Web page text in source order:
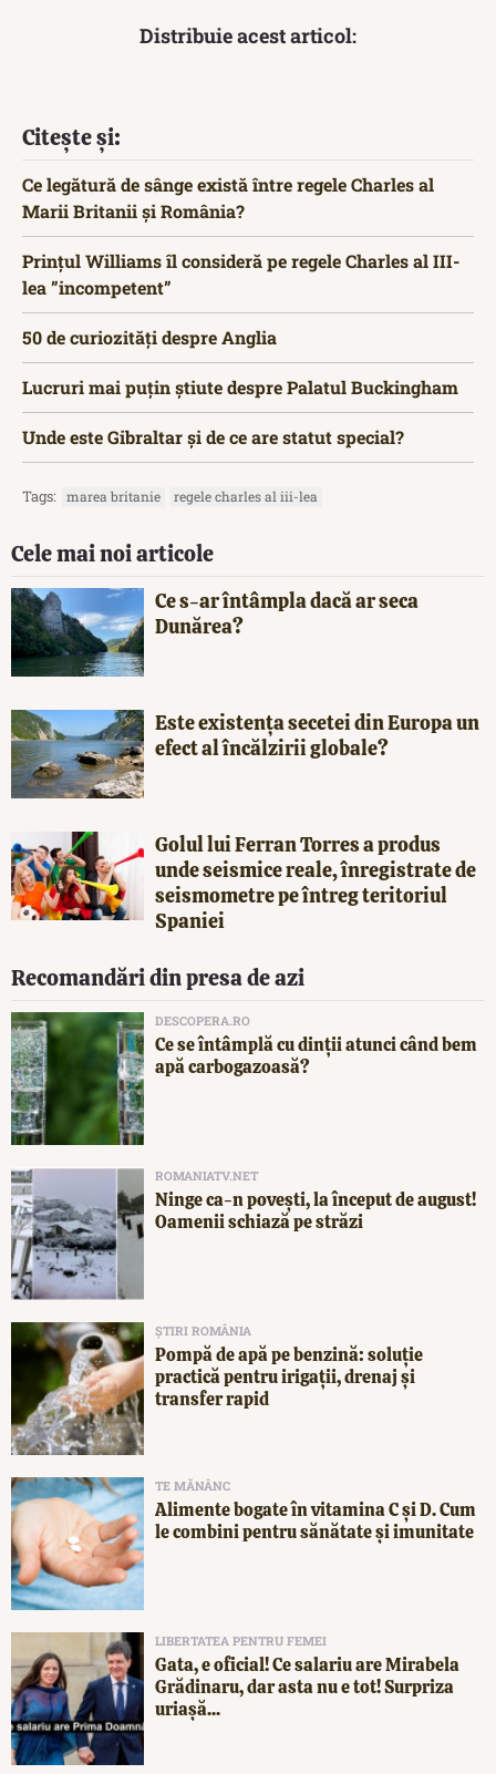
Distribuie acest articol:
Citește și:
Ce legătură de sânge există între regele Charles al
Marii Britanii și România?
Prințul Williams îl consideră pe regele Charles al III-
lea ”incompetent”
50 de curiozități despre Anglia
Lucruri mai puțin știute despre Palatul Buckingham
Unde este Gibraltar și de ce are statut special?
Tags: marea britanie regele charles al iii-lea
Cele mai noi articole
Ce s-ar întâmpla dacă ar seca
Dunărea?
Este existența secetei din Europa un
efect al încălzirii globale?
Golul lui Ferran Torres a produs
unde seismice reale, înregistrate de
seismometre pe întreg teritoriul
Spaniei
Recomandări din presa de azi
DESCOPERA.RO
Ce se întâmplă cu dinții atunci când bem
apă carbogazoasă?
ROMANIATV.NET
Ninge ca-n povești, la început de august!
Oamenii schiază pe străzi
ȘTIRI ROMÂNIA
Pompă de apă pe benzină: soluție
practică pentru irigații, drenaj și
transfer rapid
TE MĂNÂNC
Alimente bogate în vitamina C și D. Cum
le combini pentru sănătate și imunitate
LIBERTATEA PENTRU FEMEI
Gata, e oficial! Ce salariu are Mirabela
Grădinaru, dar asta nu e tot! Surpriza
uriașă...